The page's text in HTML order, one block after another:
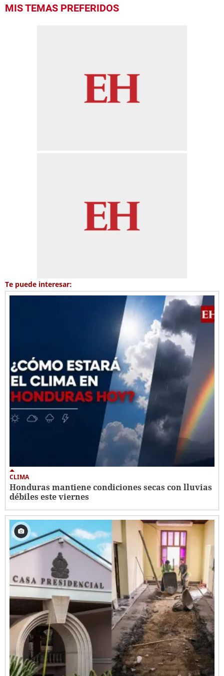
MIS TEMAS PREFERIDOS
Te puede interesar:
CLIMA
Honduras mantiene condiciones secas con lluvias
débiles este viernes